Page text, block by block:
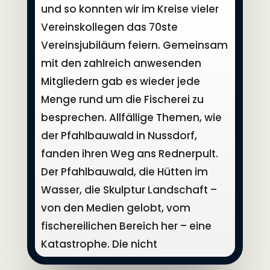
und so konnten wir im Kreise vieler
Vereinskollegen das 70ste
Vereinsjubiläum feiern. Gemeinsam
mit den zahlreich anwesenden
Mitgliedern gab es wieder jede
Menge rund um die Fischerei zu
besprechen. Allfällige Themen, wie
der Pfahlbauwald in Nussdorf,
fanden ihren Weg ans Rednerpult.
Der Pfahlbauwald, die Hütten im
Wasser, die Skulptur Landschaft –
von den Medien gelobt, vom
fischereilichen Bereich her – eine
Katastrophe. Die nicht
unerheblichen Kosten trägt ja die